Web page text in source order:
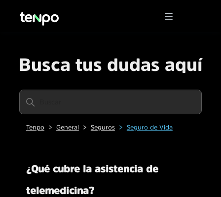
Busca tus dudas aquí
Tenpo General Seguros Seguro de Vida
¿Qué cubre la asistencia de
telemedicina?